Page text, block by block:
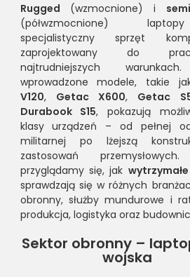
Rugged (wzmocnione) i
(półwzmocnione)
specjalistyczny sprzęt
zaprojektowany do
najtrudniejszych
wprowadzone modele, takie
V120, Getac X600, Getac
Durabook S15, pokazują
klasy urządzeń – od pełnej
militarnej po lżejszą
zastosowań
przyglądamy się, jak
sprawdzają się w różnych
obronny, służby mundurowe i
produkcja, logistyka oraz
Sektor obronny –
wojska